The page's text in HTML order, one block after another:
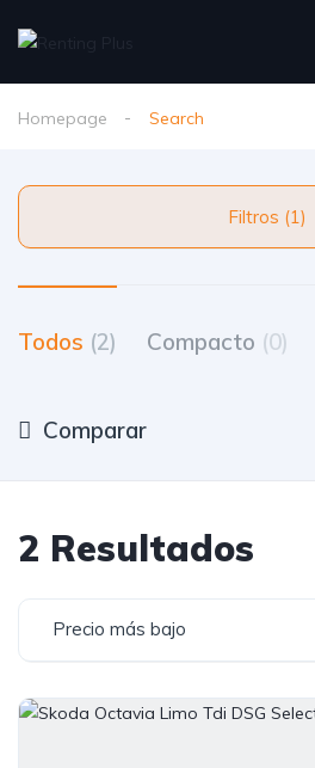
Homepage Search
Filtros (1)
Todos (2) Compacto (0)
Comparar
2 Resultados
Precio más bajo